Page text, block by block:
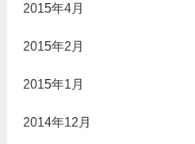
2015年4月
2015年2月
2015年1月
2014年12月